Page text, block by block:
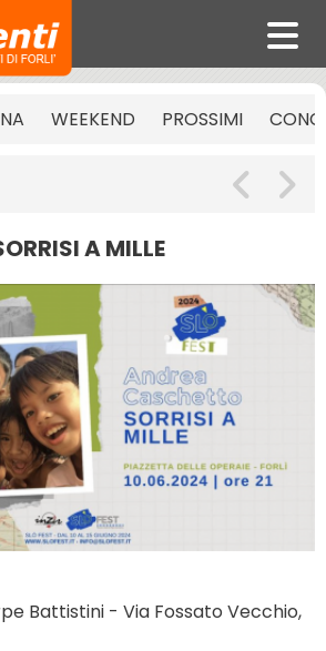
WEEKEND PROSSIMI
A MILLE
Battistini - Via Fossato Vecchio,